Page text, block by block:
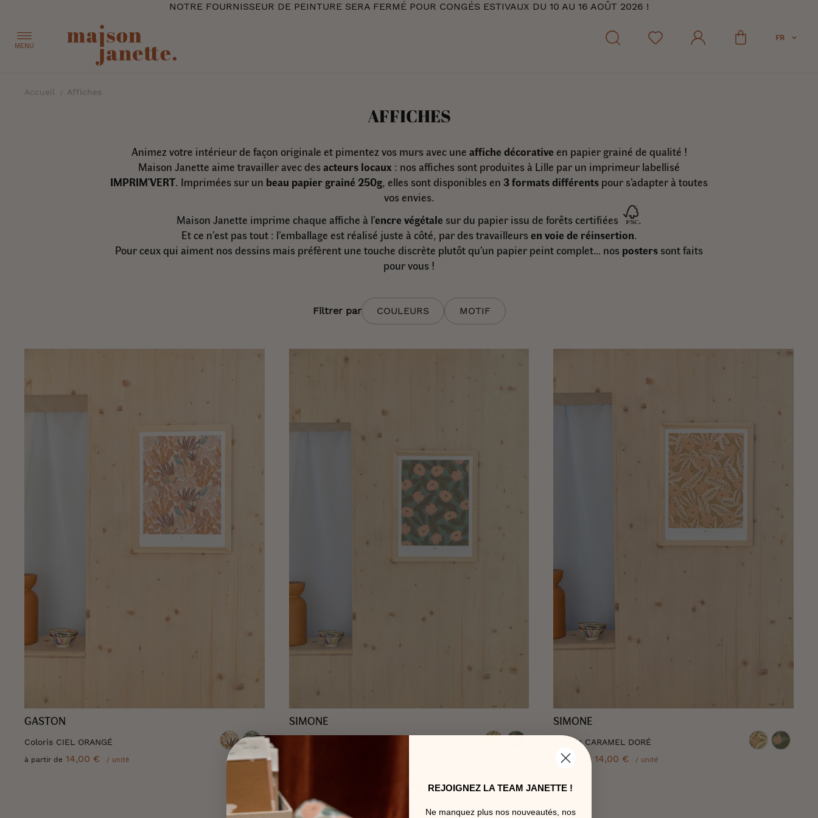
NOTRE FOURNISSEUR DE PEINTURE SERA FERMÉ POUR CONGÉS ESTIVAUX DU 10 AU 16 AOÛT 2026 !
MENU
FR
Accueil Affiches
AFFICHES
Animez votre intérieur de façon originale et pimentez vos murs avec une affiche décorative en papier grainé de qualité !
Maison Janette aime travailler avec des acteurs locaux : nos affiches sont produites à Lille par un imprimeur labellisé
IMPRIM'VERT. Imprimées sur un beau papier grainé 250g, elles sont disponibles en 3 formats différents pour s’adapter à toutes
vos envies.
Maison Janette imprime chaque affiche à l’encre végétale sur du papier issu de forêts certifiées
.
Et ce n’est pas tout : l’emballage est réalisé juste à côté, par des travailleurs en voie de réinsertion.
Pour ceux qui aiment nos dessins mais préfèrent une touche discrète plutôt qu’un papier peint complet… nos posters sont faits
pour vous !
Filtrer par COULEURS MOTIF
GASTON
Coloris CIEL ORANGÉ
à partir de 14,00 € / unité
SIMONE SIMONE
Coloris CARAMEL DORÉ
à partir de 14,00 € / unité
REJOIGNEZ LA TEAM JANETTE !
Ne manquez plus nos nouveautés, nos